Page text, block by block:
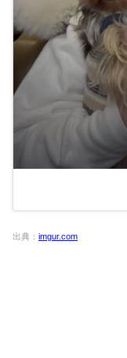
出典： imgur.com